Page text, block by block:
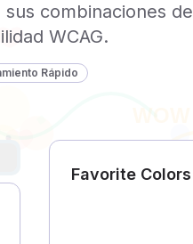
combinaciones de
WCAG.
Rápido
Favorite Colors